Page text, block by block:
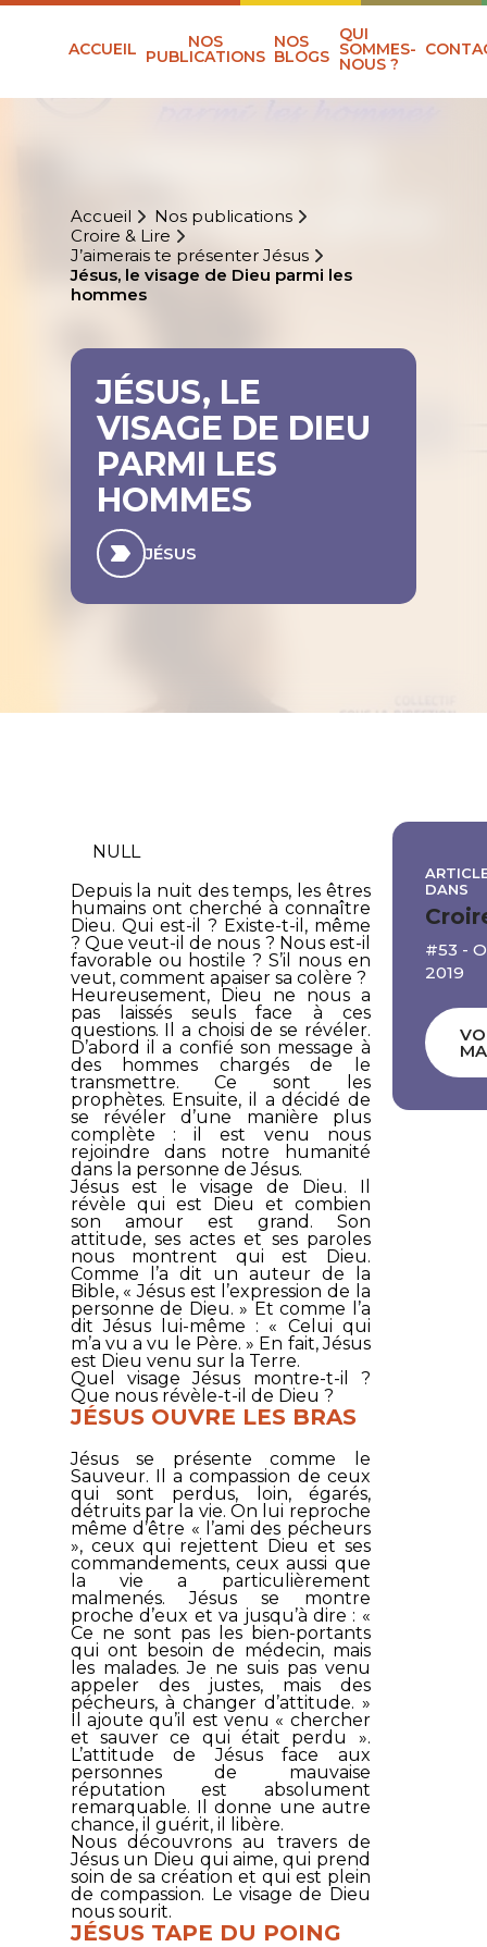
ACCUEIL NOS
PUBLICATIONS
NOS
BLOGS
QUI
SOMMES-
NOUS ?
Accueil
Nos publications
Croire & Lire
J’aimerais te présenter Jésus
Jésus, le visage de Dieu parmi les
hommes
JÉSUS, LE
VISAGE DE DIEU
PARMI LES
HOMMES
JÉSUS
NULL
Depuis la nuit des temps, les êtres
humains ont cherché à connaître
Dieu. Qui est-il ? Existe-t-il, même
? Que veut-il de nous ? Nous est-il
favorable ou hostile ? S’il nous en
veut, comment apaiser sa colère ?
Heureusement, Dieu ne nous a
pas laissés seuls face à ces
questions. Il a choisi de se révéler.
D’abord il a confié son message à
des hommes chargés de le
transmettre. Ce sont les
prophètes. Ensuite, il a décidé de
se révéler d’une manière plus
complète : il est venu nous
rejoindre dans notre humanité
dans la personne de Jésus.
Jésus est le visage de Dieu. Il
révèle qui est Dieu et combien
son amour est grand. Son
attitude, ses actes et ses paroles
nous montrent qui est Dieu.
Comme l’a dit un auteur de la
Bible, «Jésus est l’expression de la
personne de Dieu. » Et comme l’a
dit Jésus lui-même : « Celui qui
m’a vu a vu le Père. » En fait, Jésus
est Dieu venu sur la Terre.
Quel visage Jésus montre-t-il ?
Que nous révèle-t-il de Dieu ?
JÉSUS OUVRE LES BRAS
Jésus se présente comme le
Sauveur. Il a compassion de ceux
qui sont perdus, loin, égarés,
détruits par la vie. On lui reproche
même d’être « l’ami des pécheurs
», ceux qui rejettent Dieu et ses
commandements, ceux aussi que
la vie a particulièrement
malmenés. Jésus se montre
proche d’eux et va jusqu’à dire : «
Ce ne sont pas les bien-portants
qui ont besoin de médecin, mais
les malades. Je ne suis pas venu
appeler des justes, mais des
pécheurs, à changer d’attitude. »
Il ajoute qu’il est venu « chercher
et sauver ce qui était perdu
».
L’attitude de Jésus face aux
personnes de mauvaise
réputation est absolument
remarquable. Il donne une autre
chance, il guérit, il libère.
Nous découvrons au travers de
Jésus un Dieu qui aime, qui prend
soin de sa création et qui est plein
de compassion. Le visage de Dieu
nous sourit.
JÉSUS TAPE DU POING
DANS
#53 -
2019